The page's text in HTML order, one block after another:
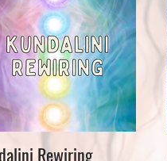
Schnellansicht
Rewiring